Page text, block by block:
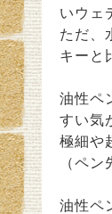
いウェ
ただ、
キーと
油性ペ
すい気
極細や
（ペ
油性ペ